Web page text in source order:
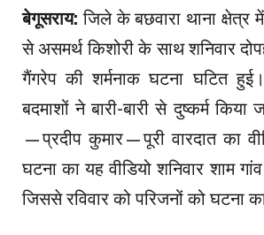
बेगूसराय: जिले के बछवारा थाना
से असमर्थ किशोरी के साथ शनिवार
गैंगरेप की शर्मनाक घटना घटित
बदमाशों ने बारी-बारी से दुष्कर्म
—प्रदीप कुमार—पूरी वारदात का
घटना का यह वीडियो शनिवार शाम
जिससे रविवार को परिजनों को घटना